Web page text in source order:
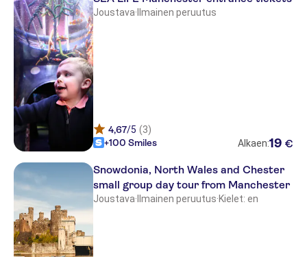
Joustava· Ilmainen peruutus
4,67/5 (3)
+100 Smiles
Alkaen:19 €
Snowdonia, North Wales and Chester
small group day tour from Manchester
Joustava· Ilmainen peruutus·Kielet: en